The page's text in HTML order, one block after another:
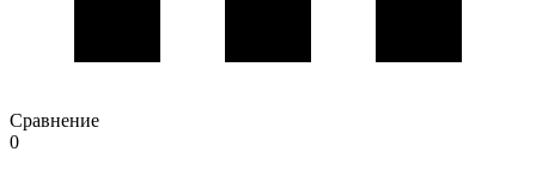
Сравнение
0